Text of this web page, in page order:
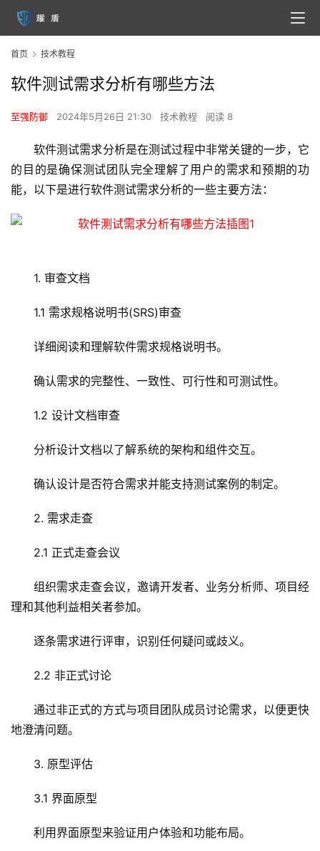
首页 技术教程
软件测试需求分析有哪些方法
至强防御 2024年5月26日 21:30 技术教程 阅读 8
软件测试需求分析是在测试过程中非常关键的一步，它
的目的是确保测试团队完全理解了用户的需求和预期的功
能，以下是进行软件测试需求分析的一些主要方法：
1. 审查文档
1.1 需求规格说明书(SRS)审查
详细阅读和理解软件需求规格说明书。
确认需求的完整性、一致性、可行性和可测试性。
1.2 设计文档审查
分析设计文档以了解系统的架构和组件交互。
确认设计是否符合需求并能支持测试案例的制定。
2. 需求走查
2.1 正式走查会议
组织需求走查会议，邀请开发者、业务分析师、项目经
理和其他利益相关者参加。
逐条需求进行评审，识别任何疑问或歧义。
2.2 非正式讨论
通过非正式的方式与项目团队成员讨论需求，以便更快
地澄清问题。
3. 原型评估
3.1 界面原型
利用界面原型来验证用户体验和功能布局。